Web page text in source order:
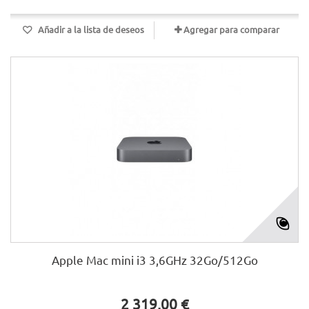
Añadir a la lista de deseos Agregar para comparar
Apple Mac mini i3 3,6GHz 32Go/512Go
2 319,00 €